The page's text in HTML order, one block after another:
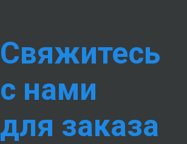
Свяжитесь
с нами
для заказа